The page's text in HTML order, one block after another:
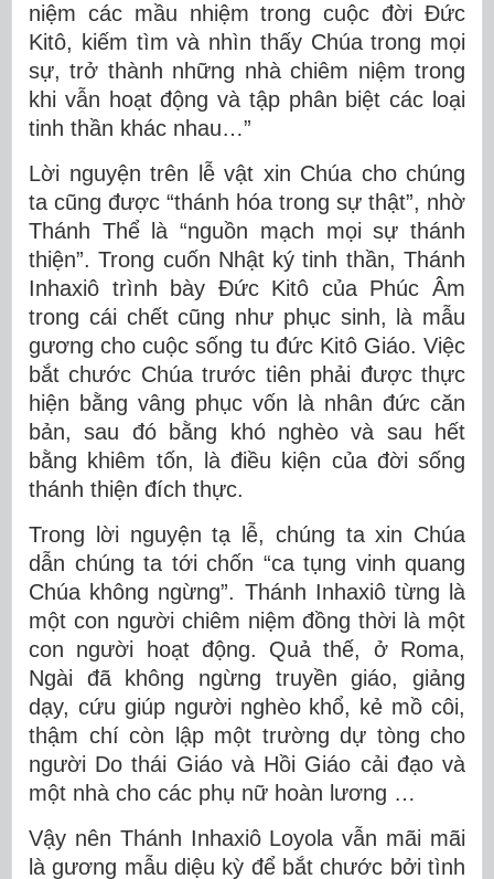
niệm các mầu nhiệm trong cuộc đời Đức
Kitô, kiếm tìm và nhìn thấy Chúa trong mọi
sự, trở thành những nhà chiêm niệm trong
khi vẫn hoạt động và tập phân biệt các loại
tinh thần khác nhau…”
Lời nguyện trên lễ vật xin Chúa cho chúng
ta cũng được “thánh hóa trong sự thật”, nhờ
Thánh Thể là “nguồn mạch mọi sự thánh
thiện”. Trong cuốn Nhật ký tinh thần, Thánh
Inhaxiô trình bày Đức Kitô của Phúc Âm
trong cái chết cũng như phục sinh, là mẫu
gương cho cuộc sống tu đức Kitô Giáo. Việc
bắt chước Chúa trước tiên phải được thực
hiện bằng vâng phục vốn là nhân đức căn
bản, sau đó bằng khó nghèo và sau hết
bằng khiêm tốn, là điều kiện của đời sống
thánh thiện đích thực.
Trong lời nguyện tạ lễ, chúng ta xin Chúa
dẫn chúng ta tới chốn “ca tụng vinh quang
Chúa không ngừng”. Thánh Inhaxiô từng là
một con người chiêm niệm đồng thời là một
con người hoạt động. Quả thế, ở Roma,
Ngài đã không ngừng truyền giáo, giảng
dạy, cứu giúp người nghèo khổ, kẻ mồ côi,
thậm chí còn lập một trường dự tòng cho
người Do thái Giáo và Hồi Giáo cải đạo và
một nhà cho các phụ nữ hoàn lương …
Vậy nên Thánh Inhaxiô Loyola vẫn mãi mãi
là gương mẫu diệu kỳ để bắt chước bởi tình